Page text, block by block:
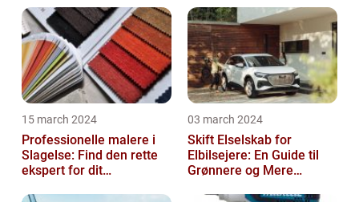
15 march 2024
Professionelle malere i
Slagelse: Find den rette
ekspert for dit
03 march 2024
Skift Elselskab for
Elbilsejere: En Guide til
Grønnere og Mere